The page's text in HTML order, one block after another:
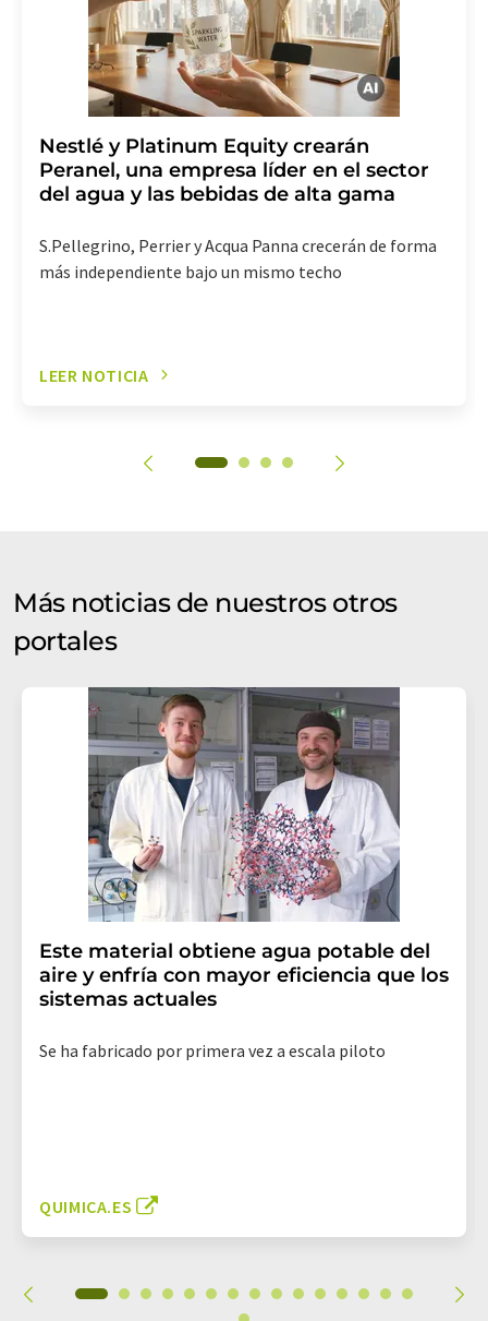
suscripción al boletín informativo correspondiente.
Nestlé y Platinum Equity crearán
Peranel, una empresa líder en el sector
del agua y las bebidas de alta gama
S.Pellegrino, Perrier y Acqua Panna crecerán de forma
más independiente bajo un mismo techo
LEER NOTICIA
Más noticias de nuestros otros
portales
Este material obtiene agua potable del
aire y enfría con mayor eficiencia que los
sistemas actuales
Se ha fabricado por primera vez a escala piloto
QUIMICA.ES